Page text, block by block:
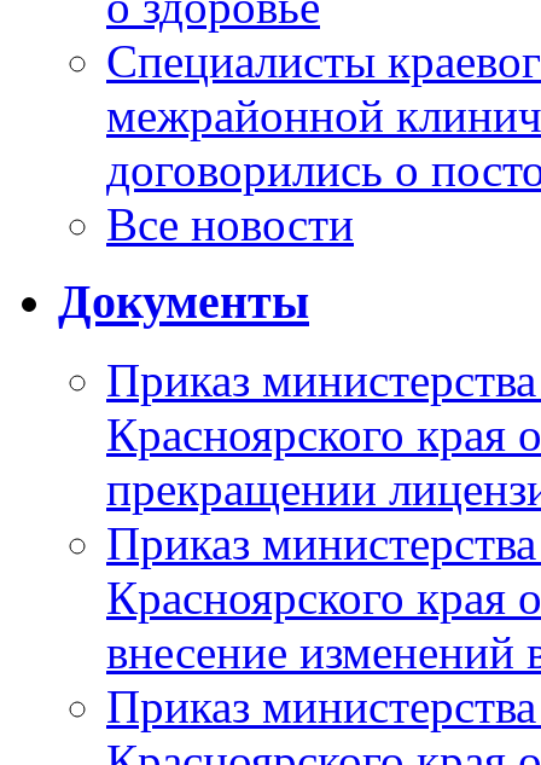
Специалисты
межрайонной
договорились о
Все новости
Документы
Приказ
Красноярского
прекращении
Приказ
Красноярского
внесение изменений
Приказ